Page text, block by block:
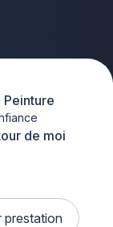
de moi
prestation
Peinture